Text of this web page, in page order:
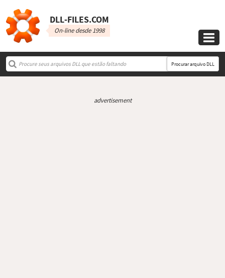
DLL‑FILES.COM
On-line desde 1998

Procurar arquivo DLL
advertisement